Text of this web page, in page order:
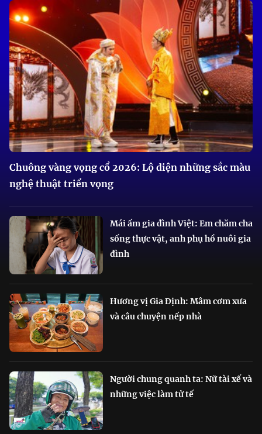
Chuông vàng vọng cổ 2026: Lộ diện những sắc màu
nghệ thuật triển vọng
Mái ấm gia đình Việt: Em chăm cha
sống thực vật, anh phụ hồ nuôi gia
đình
Hương vị Gia Định: Mâm cơm xưa
và câu chuyện nếp nhà
Người chung quanh ta: Nữ tài xế và
những việc làm tử tế